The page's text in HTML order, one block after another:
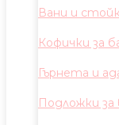
Вани и
Кофички за
Гърнета и
Подложки за